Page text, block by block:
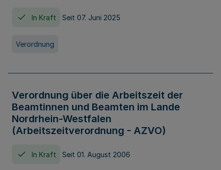
In Kraft Seit 07. Juni 2025
Verordnung
Verordnung über die Arbeitszeit der
Beamtinnen und Beamten im Lande
Nordrhein-Westfalen
(Arbeitszeitverordnung - AZVO)
In Kraft Seit 01. August 2006